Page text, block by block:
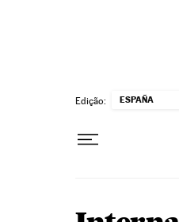
Edição: ESPAÑA